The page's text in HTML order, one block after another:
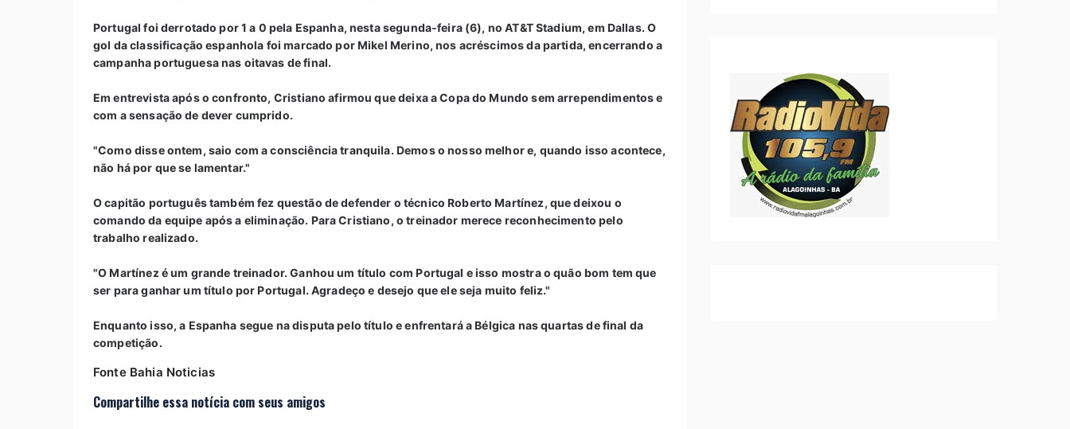
Portugal foi derrotado por 1 a 0 pela Espanha, nesta segunda-feira (6), no AT&T Stadium, em Dallas. O
gol da classificação espanhola foi marcado por Mikel Merino, nos acréscimos da partida, encerrando a
campanha portuguesa nas oitavas de final.
Em entrevista após o confronto, Cristiano afirmou que deixa a Copa do Mundo sem arrependimentos e
com a sensação de dever cumprido.
"Como disse ontem, saio com a consciência tranquila. Demos o nosso melhor e, quando isso acontece,
não há por que se lamentar."
O capitão português também fez questão de defender o técnico Roberto Martínez, que deixou o
comando da equipe após a eliminação. Para Cristiano, o treinador merece reconhecimento pelo
trabalho realizado.
"O Martínez é um grande treinador. Ganhou um título com Portugal e isso mostra o quão bom tem que
ser para ganhar um título por Portugal. Agradeço e desejo que ele seja muito feliz."
Enquanto isso, a Espanha segue na disputa pelo título e enfrentará a Bélgica nas quartas de final da
competição.
Fonte Bahia Noticias
Compartilhe essa notícia com seus amigos